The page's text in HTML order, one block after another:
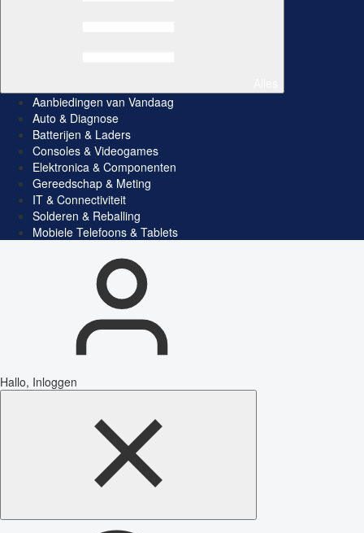
Aanbiedingen van Vandaag
Auto & Diagnose
Batterijen & Laders
Consoles & Videogames
Elektronica & Componenten
Gereedschap & Meting
IT & Connectiviteit
Solderen & Reballing
Mobiele Telefoons & Tablets
Hallo, Inloggen